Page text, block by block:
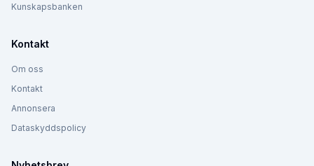
Kunskapsbanken
Kontakt
Om oss
Kontakt
Annonsera
Dataskyddspolicy